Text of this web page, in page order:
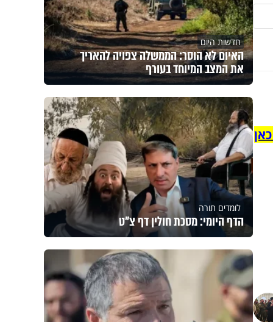
חדשות היום
האיום לא הוסר: הממשלה צפויה להאריך
את המצב המיוחד בעורף
לומדים תורה
הדף היומי: מסכת חולין דף צ"ט